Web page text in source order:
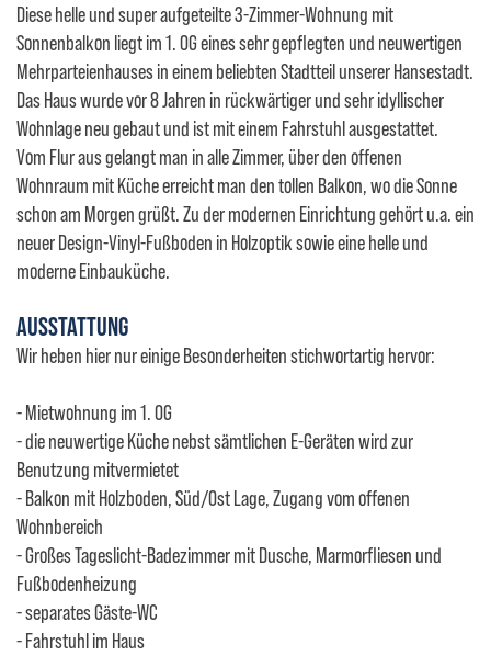
Diese helle und super aufgeteilte 3-Zimmer-Wohnung mit
Sonnenbalkon liegt im 1. OG eines sehr gepflegten und neuwertigen
Mehrparteienhauses in einem beliebten Stadtteil unserer Hansestadt.
Das Haus wurde vor 8 Jahren in rückwärtiger und sehr idyllischer
Wohnlage neu gebaut und ist mit einem Fahrstuhl ausgestattet.
Vom Flur aus gelangt man in alle Zimmer, über den offenen
Wohnraum mit Küche erreicht man den tollen Balkon, wo die Sonne
schon am Morgen grüßt. Zu der modernen Einrichtung gehört u.a. ein
neuer Design-Vinyl-Fußboden in Holzoptik sowie eine helle und
moderne Einbauküche.
AUSSTATTUNG
Wir heben hier nur einige Besonderheiten stichwortartig hervor:
- Mietwohnung im 1. OG
- die neuwertige Küche nebst sämtlichen E-Geräten wird zur
Benutzung mitvermietet
- Balkon mit Holzboden, Süd/Ost Lage, Zugang vom offenen
Wohnbereich
- Großes Tageslicht-Badezimmer mit Dusche, Marmorfliesen und
Fußbodenheizung
- separates Gäste-WC
- Fahrstuhl im Haus